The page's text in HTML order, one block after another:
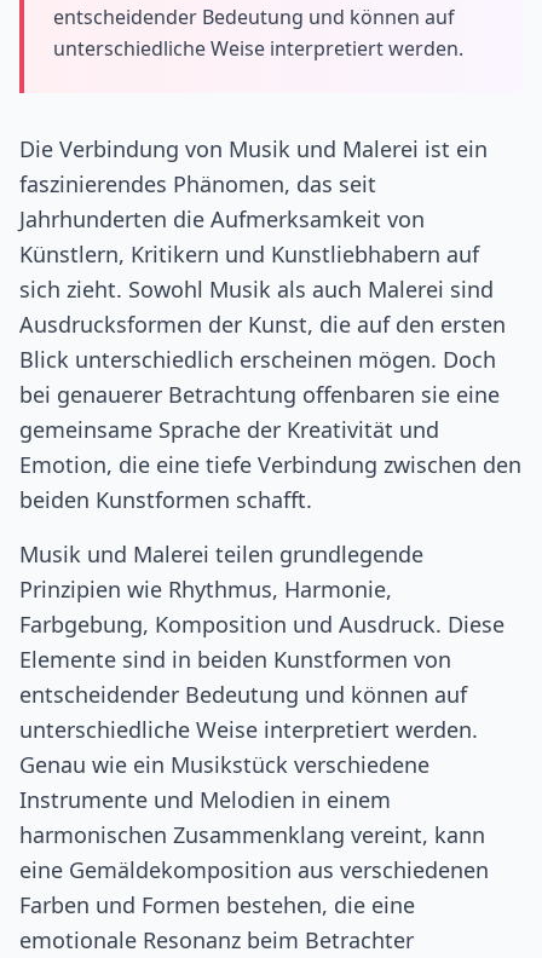
entscheidender Bedeutung und können auf
unterschiedliche Weise interpretiert werden.
Die Verbindung von Musik und Malerei ist ein
faszinierendes Phänomen, das seit
Jahrhunderten die Aufmerksamkeit von
Künstlern, Kritikern und Kunstliebhabern auf
sich zieht. Sowohl Musik als auch Malerei sind
Ausdrucksformen der Kunst, die auf den ersten
Blick unterschiedlich erscheinen mögen. Doch
bei genauerer Betrachtung offenbaren sie eine
gemeinsame Sprache der Kreativität und
Emotion, die eine tiefe Verbindung zwischen den
beiden Kunstformen schafft.
Musik und Malerei teilen grundlegende
Prinzipien wie Rhythmus, Harmonie,
Farbgebung, Komposition und Ausdruck. Diese
Elemente sind in beiden Kunstformen von
entscheidender Bedeutung und können auf
unterschiedliche Weise interpretiert werden.
Genau wie ein Musikstück verschiedene
Instrumente und Melodien in einem
harmonischen Zusammenklang vereint, kann
eine Gemäldekomposition aus verschiedenen
Farben und Formen bestehen, die eine
emotionale Resonanz beim Betrachter